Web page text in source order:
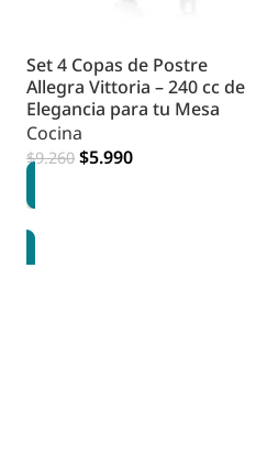
Set 4 Copas de Postre
Allegra Vittoria – 240 cc de
Elegancia para tu Mesa
Cocina
$9.260 $5.990